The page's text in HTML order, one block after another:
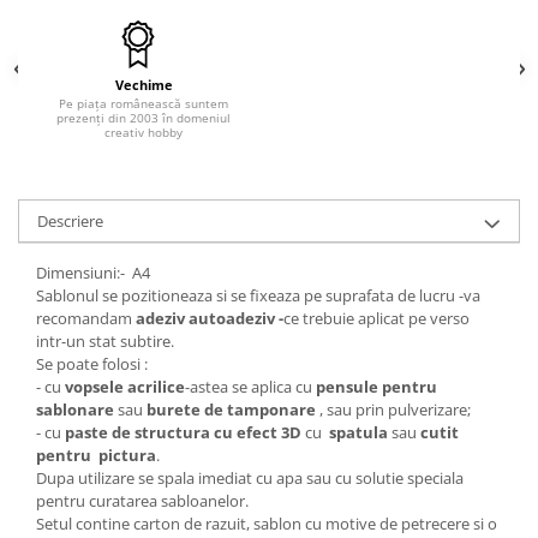
Carton/Hartie efecte speciale
Carton/Hartie Scrapbooking
Carton/Hartie unicolor
Hartie matase
Hartie reciclata/manuala
Plicuri
Carton
Rame, albume, notesuri
Masti
Forme/Figurine carton
Panglici, snururi, sarma
Dantela
Vechime
Pe piața românească suntem
prezenți din 2003 în domeniul
creativ hobby
Descriere
Dimensiuni:- A4
Sablonul se pozitioneaza si se fixeaza pe suprafata de lucru -va
recomandam adeziv autoadeziv -ce trebuie aplicat pe verso
intr-un stat subtire.
Se poate folosi :
- cu vopsele acrilice-astea se aplica cu pensule pentru
sablonare sau burete de tamponare , sau prin pulverizare;
- cu paste de structura cu efect 3D cu spatula sau cutit
pentru pictura.
Dupa utilizare se spala imediat cu apa sau cu solutie speciala
pentru curatarea sabloanelor.
Setul contine carton de razuit, sablon cu motive de petrecere si o